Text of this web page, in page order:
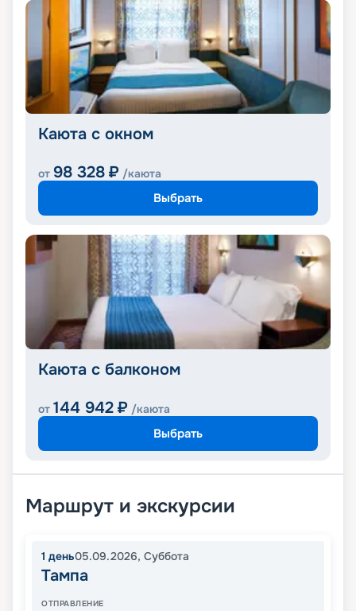
Каюта с окном
от 98 328 ₽ /каюта
Выбрать
Каюта с балконом
от 144 942 ₽ /каюта
Выбрать
Маршрут и экскурсии
1 день05.09.2026, Суббота
Тампа
ОТПРАВЛЕНИЕ